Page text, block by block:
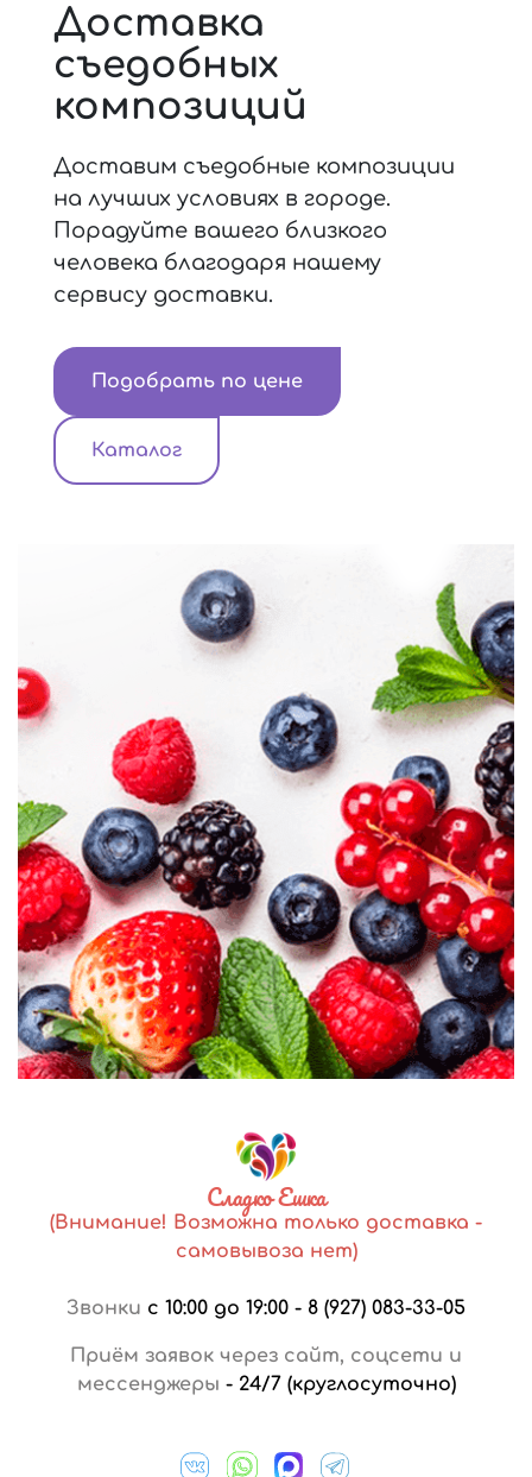
Доставка
съедобных
композиций
Доставим съедобные композиции
на лучших условиях в городе.
Порадуйте вашего близкого
человека благодаря нашему
сервису доставки.
Подобрать по цене
Каталог
Сладко Ешка
(Внимание! Возможна только доставка -
самовывоза нет)
Звонки с 10:00 до 19:00 - 8 (927) 083-33-05
Приём заявок через сайт, соцсети и
мессенджеры - 24/7 (круглосуточно)